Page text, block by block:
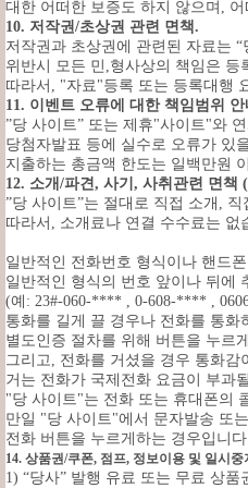
대한 어떠한 보증도 하지 않으며,
10. 저작권/초상권 관련 면책.
저작권과 초상권에 관련된 자료는
위반시 모든 민,형사상의 책임은
따라서, "자료"등록 또는 등록대행
11. 이벤트 오류에 대한 책임범위 안
”당 사이트” 또는 제휴"사이트"와
당첨자발표 등에 실수로 오류가 있
지출하는 총금액 한도는 일백만원
12. 소개/파견, 사기, 사취관련 면책
”당 사이트”는 절대로 직접 소개,
따라서, 소개료나 연결 수수료는 없
일반적인 전화번호 형식이나 핸드
일반적인 형식의 번호 앞이나 뒤에
(예: 23#-060-**** , 0-608-**** ,
통화를 길게 끌 경우나 전화를 통화
별도인증 절차를 위해 버튼을 누르
그리고, 전화를 거셨을 경우 통화
거는 전화가 국제전화 요금이 부과
"당 사이트"는 전화 또는 휴대폰의
만일 "당 사이트"에서 문자발송 또
전화 버튼을 누르게하는 경우입니
14. 상품권/쿠폰, 점프, 정보이용 및 일시
1) “당사” 발행 유료 또는 무료 상